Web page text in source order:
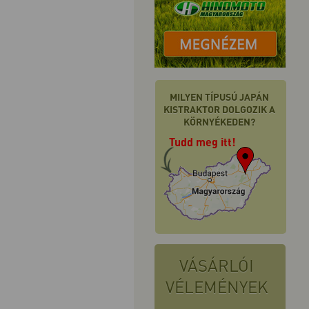
MILYEN TÍPUSÚ JAPÁN
KISTRAKTOR DOLGOZIK A
KÖRNYÉKEDEN?
Tudd meg itt!
VÁSÁRLÓI
VÉLEMÉNYEK